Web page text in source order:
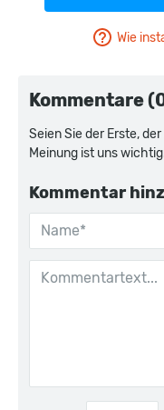
Wie
Kommentare
Seien Sie der Erste,
Meinung ist uns
Kommentar